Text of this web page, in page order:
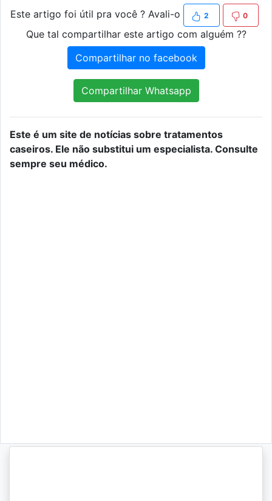
Este artigo foi útil pra você ? Avali-o 2 0
Que tal compartilhar este artigo com alguém ??
Compartilhar no facebook
Compartilhar Whatsapp
Este é um site de notícias sobre tratamentos
caseiros. Ele não substitui um especialista. Consulte
sempre seu médico.